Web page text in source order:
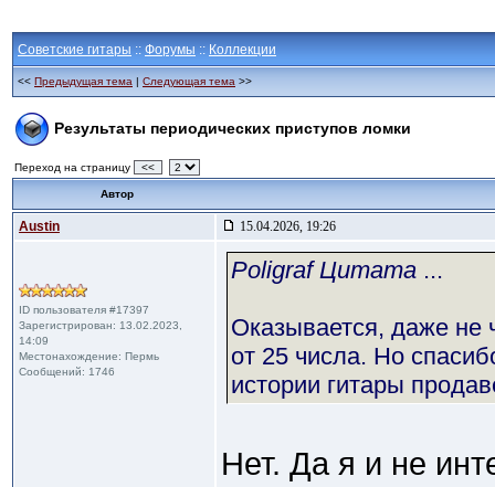
Советские гитары :: Форумы :: Коллекции
<< Предыдущая тема | Следующая тема >>
Результаты периодических приступов ломки
Переход на страницу <<
Автор
Austin 15.04.2026, 19:26
ID пользователя #17397
Зарегистрирован: 13.02.2023,
14:09
Местонахождение: Пермь
Сообщений: 1746
Poligraf Цитата ...
Оказывается, даже не
от 25 числа. Но
истории гитары
Нет. Да я и не